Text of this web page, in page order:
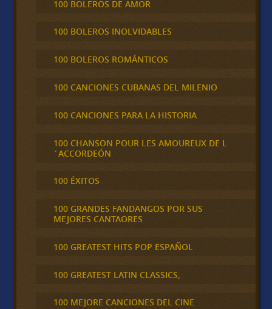
100 BOLEROS DE AMOR
100 BOLEROS INOLVIDABLES
100 BOLEROS ROMÁNTICOS
100 CANCIONES CUBANAS DEL MILENIO
100 CANCIONES PARA LA HISTORIA
100 CHANSON POUR LES AMOUREUX DE L
´ACCORDEÓN
100 ÉXITOS
100 GRANDES FANDANGOS POR SUS
MEJORES CANTAORES
100 GREATEST HITS POP ESPAÑOL
100 GREATEST LATIN CLASSICS,
100 MEJORE CANCIONES DEL CINE